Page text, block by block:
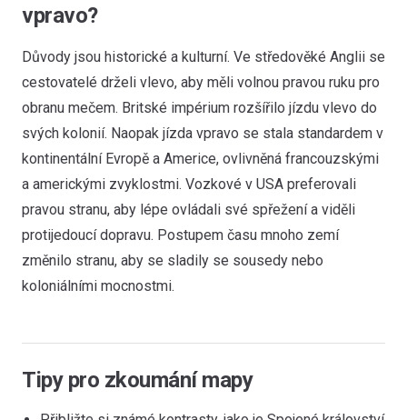
vpravo?
Důvody jsou historické a kulturní. Ve středověké Anglii se
cestovatelé drželi vlevo, aby měli volnou pravou ruku pro
obranu mečem. Britské impérium rozšířilo jízdu vlevo do
svých kolonií. Naopak jízda vpravo se stala standardem v
kontinentální Evropě a Americe, ovlivněná francouzskými
a americkými zvyklostmi. Vozkové v USA preferovali
pravou stranu, aby lépe ovládali své spřežení a viděli
protijedoucí dopravu. Postupem času mnoho zemí
změnilo stranu, aby se sladily se sousedy nebo
koloniálními mocnostmi.
Tipy pro zkoumání mapy